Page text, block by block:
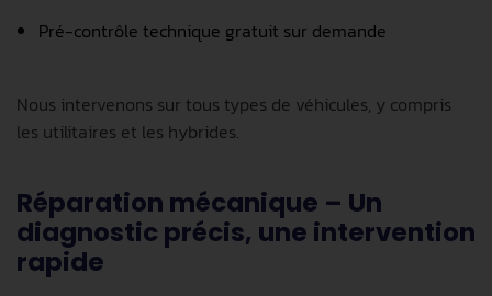
Pré-contrôle technique gratuit sur demande
Nous intervenons sur tous types de véhicules, y compris
les utilitaires et les hybrides.
Réparation mécanique – Un
diagnostic précis, une intervention
rapide